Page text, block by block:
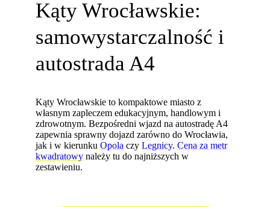
Kąty Wrocławskie:
samowystarczalność i
autostrada A4
Kąty Wrocławskie to kompaktowe miasto z
własnym zapleczem edukacyjnym, handlowym i
zdrowotnym. Bezpośredni wjazd na autostradę A4
zapewnia sprawny dojazd zarówno do Wrocławia,
jak i w kierunkuOpola czyLegnicy.Cena za metr
kwadratowy należy tu do najniższych w
zestawieniu.